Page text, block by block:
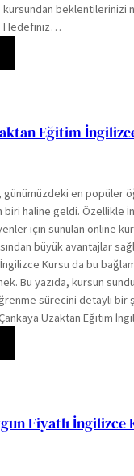
kursundan beklentilerinizi
Hedefiniz…
Eğitim
en popüler
haline geldi. Özellikle
için sunulan online
büyük avantajlar
Kursu da bu
Bu yazıda, kursun
sürecini detaylı bir
Uzaktan Eğitim
Fiyatlı İngilizce